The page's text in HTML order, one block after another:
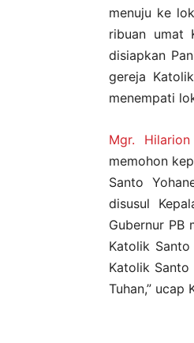
menuju ke
ribuan umat
disiapkan
gereja
menempati
Mgr.
memohon
Santo
disusul
Gubernur PB
Katolik Santo
Katolik Santo
Tuhan,” ucap